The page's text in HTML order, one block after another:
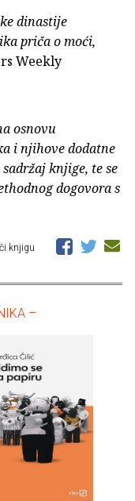
dinastije
priča o moći,
Weekly
osnovu
i njihove dodatne
knjige, te se
dogovora s
knjigu
–